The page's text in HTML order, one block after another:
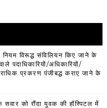
नियम विरूद्ध संविलियन किए जाने के
पदाधिकारियों/अधिकारियों/
प्रकरण पंजीबद्ध कराए जाने के
को रौंदा युवक की हॉस्पिटल में